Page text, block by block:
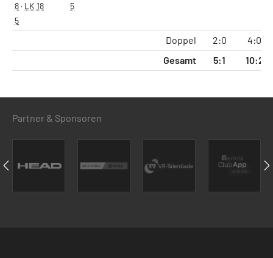
8· LK 18
5
5
Doppel 2:0
4:0
Gesamt
5:1 10:2
Partner & Sponsoren